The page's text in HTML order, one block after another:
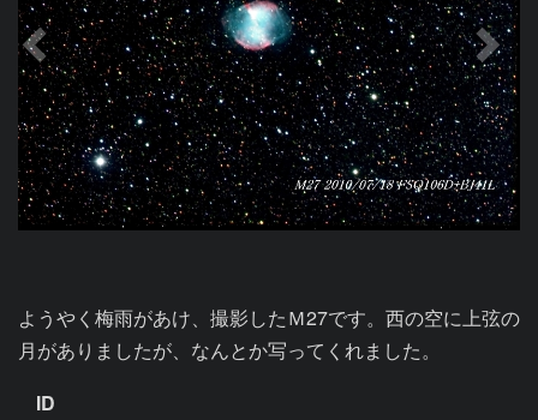
ようやく梅雨があけ、撮影したＭ27です。西の空に上弦の
月がありましたが、なんとか写ってくれました。
ID